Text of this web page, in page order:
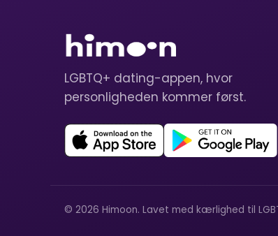
LGBTQ+ dating-appen, hvor
personligheden kommer først.
© 2026 Himoon. Lavet med kærlighed til